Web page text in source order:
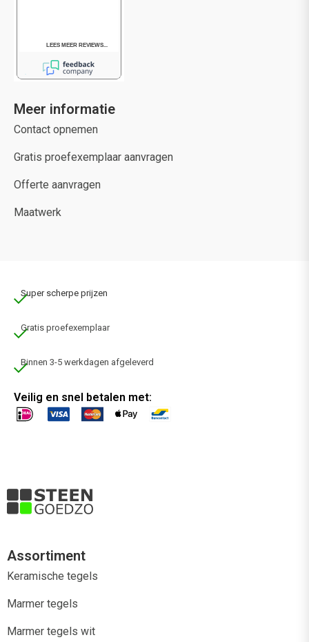
Meer informatie
Contact opnemen
Gratis proefexemplaar aanvragen
Offerte aanvragen
Maatwerk
Super scherpe prijzen
Gratis proefexemplaar
Binnen 3-5 werkdagen afgeleverd
Veilig en snel betalen met:
Assortiment
Keramische tegels
Marmer tegels
Marmer tegels wit